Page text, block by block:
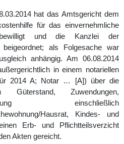
hat das Amtsgericht dem
für das einvernehmliche
bewilligt und die Kanzlei der
beigeordnet; als Folgesache war
anhängig. Am 06.08.2014
in einem notariellen
2014 A; Notar … [A]) über die
Zuwendungen,
einschließlich
Hausrat, Kindes- und
Erb- und Pflichtteilsverzicht
Akten gereicht.